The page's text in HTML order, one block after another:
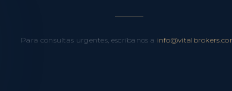
Para consultas urgentes, escríbanos a